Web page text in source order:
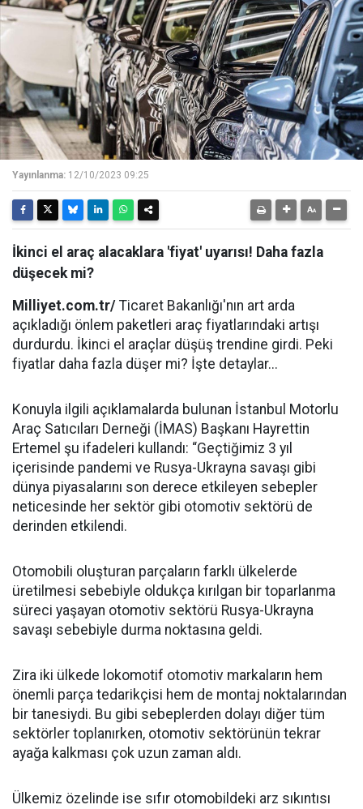
Yayınlanma: 12/10/2023 09:25
İkinci el araç alacaklara 'fiyat' uyarısı! Daha fazla
düşecek mi?
Milliyet.com.tr/ Ticaret Bakanlığı'nın art arda
açıkladığı önlem paketleri araç fiyatlarındaki artışı
durdurdu. İkinci el araçlar düşüş trendine girdi. Peki
fiyatlar daha fazla düşer mi? İşte detaylar...
Konuyla ilgili açıklamalarda bulunan İstanbul Motorlu
Araç Satıcıları Derneği (İMAS) Başkanı Hayrettin
Ertemel şu ifadeleri kullandı: “Geçtiğimiz 3 yıl
içerisinde pandemi ve Rusya-Ukrayna savaşı gibi
dünya piyasalarını son derece etkileyen sebepler
neticesinde her sektör gibi otomotiv sektörü de
derinden etkilendi.
Otomobili oluşturan parçaların farklı ülkelerde
üretilmesi sebebiyle oldukça kırılgan bir toparlanma
süreci yaşayan otomotiv sektörü Rusya-Ukrayna
savaşı sebebiyle durma noktasına geldi.
Zira iki ülkede lokomotif otomotiv markaların hem
önemli parça tedarikçisi hem de montaj noktalarından
bir tanesiydi. Bu gibi sebeplerden dolayı diğer tüm
sektörler toplanırken, otomotiv sektörünün tekrar
ayağa kalkması çok uzun zaman aldı.
Ülkemiz özelinde ise sıfır otomobildeki arz sıkıntısı